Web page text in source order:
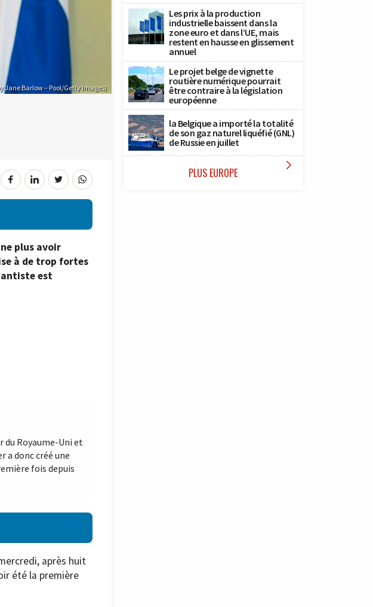
Jane Barlow – Pool/Getty Images)
plus avoir
à de trop fortes
est
du Royaume-Uni et
a donc créé une
fois depuis
après huit
été la première
Les prix à la production
industrielle baissent dans la
zone euro et dans l’UE, mais
restent en hausse en glissement
annuel
Le projet belge de vignette
routière numérique pourrait
être contraire à la législation
européenne
la Belgique a importé la totalité
de son gaz naturel liquéfié (GNL)
de Russie en juillet
PLUS EUROPE 